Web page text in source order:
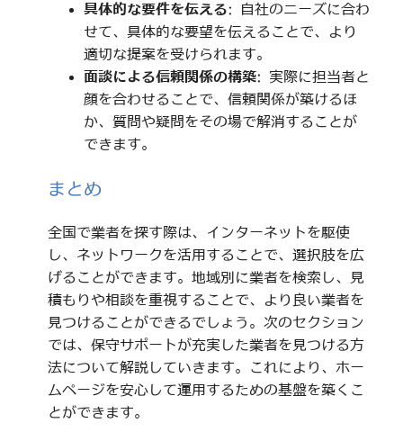
具体的な要件を伝える: 自社のニーズに合わ
せて、具体的な要望を伝えることで、より
適切な提案を受けられます。
面談による信頼関係の構築: 実際に担当者と
顔を合わせることで、信頼関係が築けるほ
か、質問や疑問をその場で解消することが
できます。
まとめ
全国で業者を探す際は、インターネットを駆使
し、ネットワークを活用することで、選択肢を広
げることができます。地域別に業者を検索し、見
積もりや相談を重視することで、より良い業者を
見つけることができるでしょう。次のセクション
では、保守サポートが充実した業者を見つける方
法について解説していきます。これにより、ホー
ムページを安心して運用するための基盤を築くこ
とができます。